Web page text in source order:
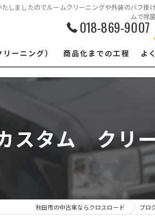
しましたのでルームクリーニングや外装のバフ
ムで除
018-869-9007
ーニング） 商品化までの工程 よ
スタム クリ
秋田市の中古車ならクロスロード ブロ